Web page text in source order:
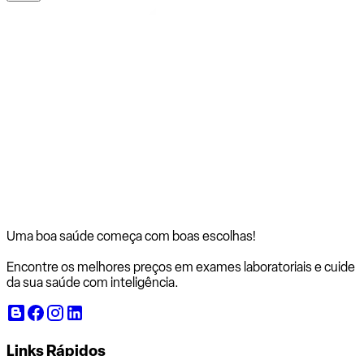
Uma boa saúde começa com boas escolhas!
Encontre os melhores preços em exames laboratoriais e cuide
da sua saúde com inteligência.
Links Rápidos